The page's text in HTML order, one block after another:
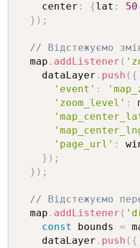
    center
: {lat :
} ) ;
// Відстежуємо
  map
. addListener (
    dataLayer
. push ( {
'event' :
'zoom_level' :
'page_url' :
} ) ;
} ) ;
// Відстежуємо
  map
. addListener (
const bounds =
    dataLayer
. push ( {